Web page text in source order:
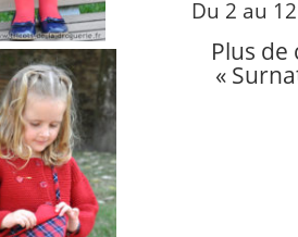
Du 2 au
Plus de
«